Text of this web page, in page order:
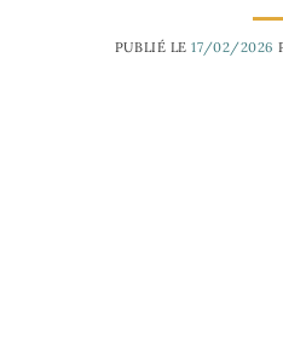
PUBLIÉ LE17/02/2026